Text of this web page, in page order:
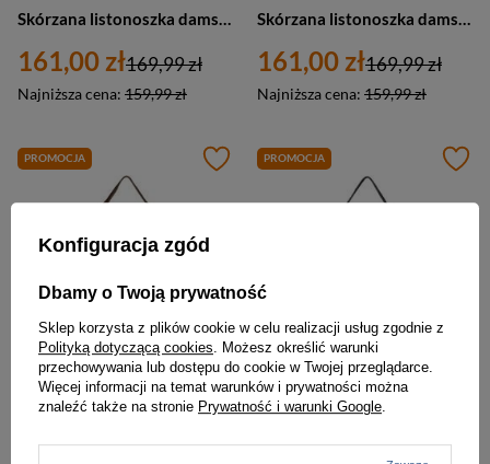
Skórzana listonoszka damska zamszowa na ramię koniak Vera Pelle W17
161,00 zł
Najniższa cena: 159,99 zł
169,99 zł
Skórzana listonoszka damska zamszowa na ramię beżowa Vera Pelle W17
161,00 zł
Najniższa cena: 159,99 zł
169,99 zł
PROMOCJA
-5%
Skórzana listonoszka damska zamszowa na ramię brązowa Vera Pelle W17
PROMOCJA
-5%
Konfiguracja zgód
Dbamy o Twoją prywatność
Sklep korzysta z plików cookie w celu realizacji usług zgodnie z
Polityką dotyczącą cookies . Możesz określić warunki
przechowywania lub dostępu do cookie w Twojej przeglądarce.
Więcej informacji na temat warunków i prywatności można
znaleźć także na stronie Prywatność i warunki Google